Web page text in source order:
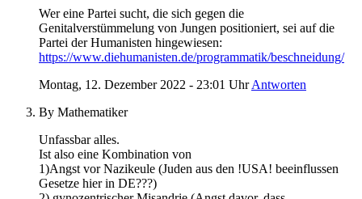
Wer eine Partei sucht, die sich gegen die
Genitalverstümmelung von Jungen positioniert, sei auf die
Partei der Humanisten hingewiesen:
https://www.diehumanisten.de/programmatik/beschneidung/
Montag, 12. Dezember 2022 - 23:01 Uhr Antworten
By Mathematiker
Unfassbar alles.
Ist also eine Kombination von
1)Angst vor Nazikeule (Juden aus den !USA! beeinflussen
Gesetze hier in DE???)